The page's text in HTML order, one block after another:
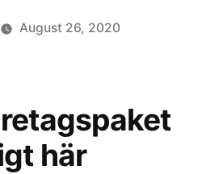
August 26, 2020
här